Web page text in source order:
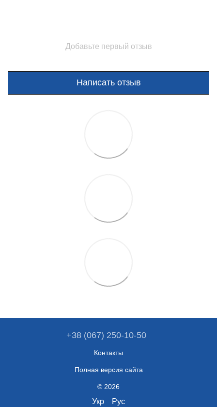
Добавьте первый отзыв
Написать отзыв
+38 (067) 250-10-50
Контакты
Полная версия сайта
© 2026
Укр Рус